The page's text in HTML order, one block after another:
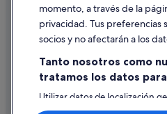
Hoteles ecológicos en Costa Adeje
Hoteles boutique en Costa Adeje
Hoteles con todo incluido en Tenerife
H10 Hoteles en Costa Adeje
Cancelar un vuelo
Cancelar una reserva de hotel o de un
Utilizar un cupón de Expedia
Documentos para viajes
momento, a través de la
privacidad. Tus preferencias
socios y no afectarán a los
Tanto nosotros como
tratamos los datos
Utilizar datos de localización
activamente las